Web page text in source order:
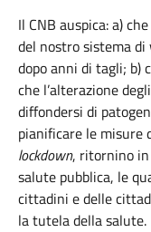
Il CNB auspica: a)
del nostro sistema
dopo anni di tagli; b)
che l’alterazione
diffondersi di
pianificare le misure
lockdown, ritornino in
salute pubblica, le
cittadini e delle
la tutela della salute.